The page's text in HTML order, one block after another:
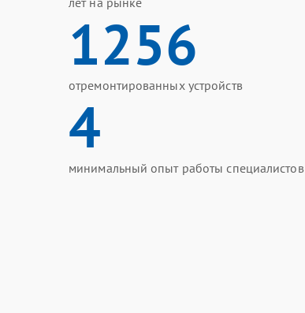
1256
отремонтированных устройств
4
минимальный опыт работы специалистов